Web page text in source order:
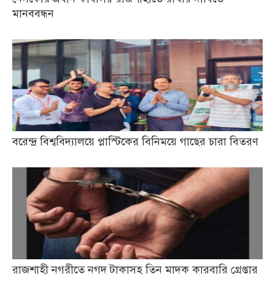
মানববন্ধন
বরেন্দ্র বিশ্ববিদ্যালয়ে প্লাস্টিকের বিনিময়ে গাছের চারা বিতরণ
রাজশাহী নগরীতে নগদ টাকাসহ তিন মাদক কারবারি গ্রেপ্তার